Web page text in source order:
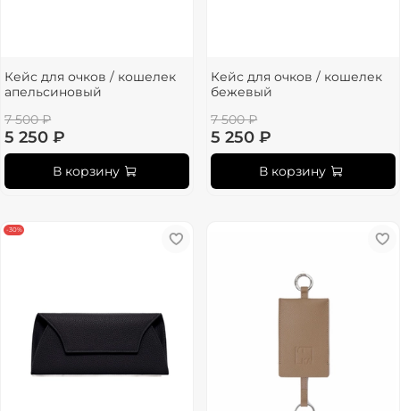
Кейс для очков / кошелек
апельсиновый
7 500 ₽
5 250 ₽
В корзину
Кейс для очков / кошелек
бежевый
7 500 ₽
5 250 ₽
В корзину
-30%